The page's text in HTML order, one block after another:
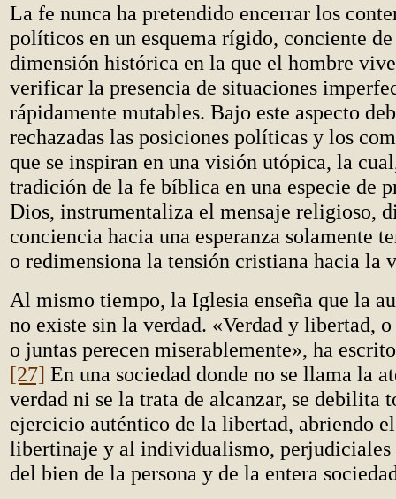
La fe nunca ha pretendido encerrar los
políticos en un esquema rígido, conciente
dimensión histórica en la que el hombre
verificar la presencia de situaciones
rápidamente mutables. Bajo este aspecto
rechazadas las posiciones políticas y los
que se inspiran en una visión utópica, la
tradición de la fe bíblica en una especie de
Dios, instrumentaliza el mensaje religioso,
conciencia hacia una esperanza solamente
o redimensiona la tensión cristiana hacia la
Al mismo tiempo, la Iglesia enseña que la
no existe sin la verdad. «Verdad y libertad,
o juntas perecen miserablemente», ha
[27] En una sociedad donde no se llama la
verdad ni se la trata de alcanzar, se debilita
ejercicio auténtico de la libertad, abriendo
libertinaje y al individualismo, perjudiciales
del bien de la persona y de la entera